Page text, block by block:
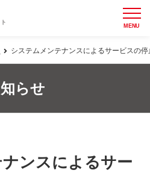
MENU
システムメンテナンスによるサービスの
らせ
ンスによるサー